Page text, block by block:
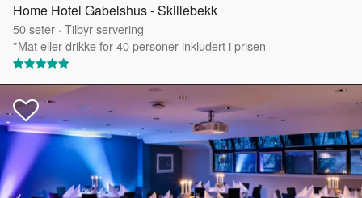
Home Hotel Gabelshus - Skillebekk
50seter · Tilbyr servering
*Mat eller drikke for 40 personer inkludert i prisen